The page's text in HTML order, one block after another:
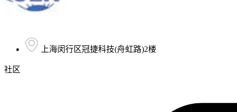
上海闵行区冠捷科技(舟虹路)2楼
社区